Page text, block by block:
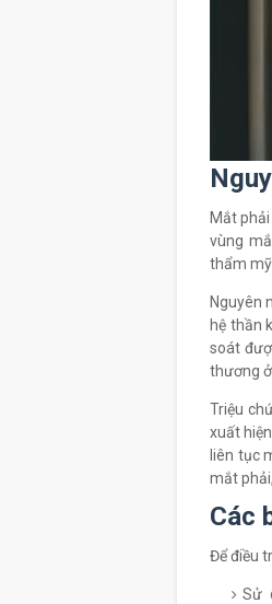
Mắt
vùng
thẩm mỹ
Nguyên
hệ thần
soát
thương
Triệu
xuất
liên tục
mắt
Các
Để điều
Sử